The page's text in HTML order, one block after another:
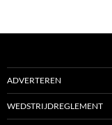
ADVERTEREN
WEDSTRIJDREGLEMENT